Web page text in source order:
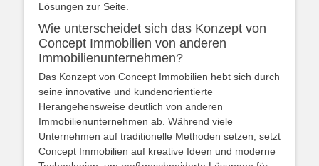
Lösungen zur Seite.
Wie unterscheidet sich das Konzept von
Concept Immobilien von anderen
Immobilienunternehmen?
Das Konzept von Concept Immobilien hebt sich durch
seine innovative und kundenorientierte
Herangehensweise deutlich von anderen
Immobilienunternehmen ab. Während viele
Unternehmen auf traditionelle Methoden setzen, setzt
Concept Immobilien auf kreative Ideen und moderne